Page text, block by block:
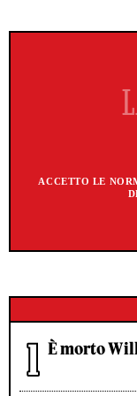
ACCETTO LE
È morto